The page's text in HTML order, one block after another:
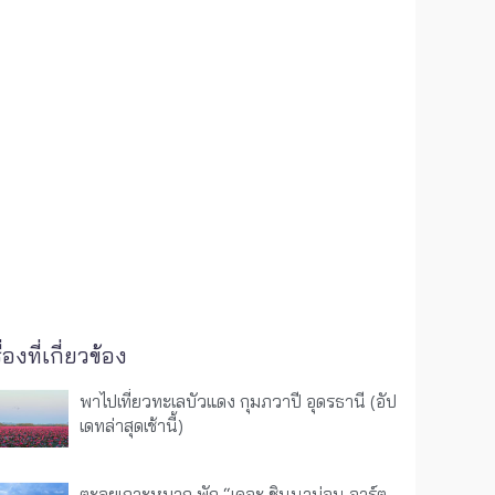
องที่เกี่ยวข้อง
พาไปเที่ยวทะเลบัวแดง กุมภวาปี อุดรธานี (อัป
เดทล่าสุดเช้านี้)